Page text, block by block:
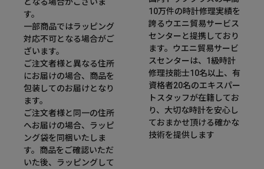
す。
一部商品ではラッピング
対応不可となる場合がご
ざいます。
ご注文者様と異なる住所
にお届けの場合、商品を
包装してのお届けとなり
ます。
ご注文者様と同一の住所
へお届けの場合、ラッピ
ング袋を同梱いたしま
す。商品をご確認いただ
いた後、ラッピングして
10万件の時計修理実績を
誇るウエニ貿易サービス
センターと提携しており
ます。ウエニ貿易サービ
スセンターは、1級時計
修理技能士10名以上、有
資格者20名のエキスパー
トスタッフが在籍してお
り、大切な時計を安心し
ておまかせ頂ける確かな
技術を提供します